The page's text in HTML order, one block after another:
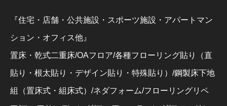
『住宅・店舗・公共施設・スポーツ施設・アパートマン
ション・オフィス他』
置床・乾式二重床/OAフロア/各種フローリング貼り（直
貼り・根太貼り・デザイン貼り・特殊貼り）/鋼製床下地
組（置床式・組床式）/ネダフォーム/フローリングリペ